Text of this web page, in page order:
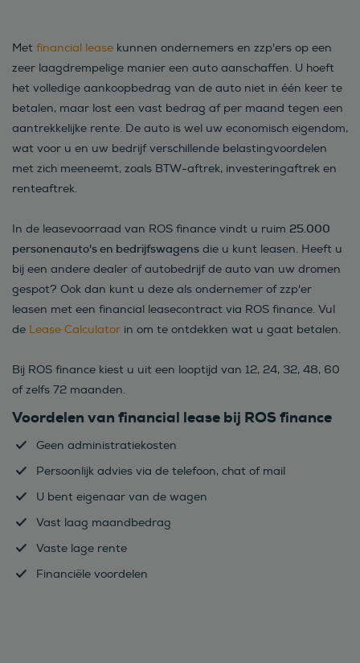
Met financial lease kunnen ondernemers en zzp'ers op een
zeer laagdrempelige manier een auto aanschaffen. U hoeft
het volledige aankoopbedrag van de auto niet in één keer te
betalen, maar lost een vast bedrag af per maand tegen een
aantrekkelijke rente. De auto is wel uw economisch eigendom,
wat voor u en uw bedrijf verschillende belastingvoordelen
met zich meeneemt, zoals BTW-aftrek, investeringaftrek en
renteaftrek.
In de leasevoorraad van ROS finance vindt u ruim 25.000
personenauto's en bedrijfswagens die u kunt leasen. Heeft u
bij een andere dealer of autobedrijf de auto van uw dromen
gespot? Ook dan kunt u deze als ondernemer of zzp'er
leasen met een financial leasecontract via ROS finance. Vul
de Lease Calculator in om te ontdekken wat u gaat betalen.
Bij ROS finance kiest u uit een looptijd van 12, 24, 32, 48, 60
of zelfs 72 maanden.
Voordelen van financial lease bij ROS finance
Geen administratiekosten
Persoonlijk advies via de telefoon, chat of mail
U bent eigenaar van de wagen
Vast laag maandbedrag
Vaste lage rente
Financiële voordelen